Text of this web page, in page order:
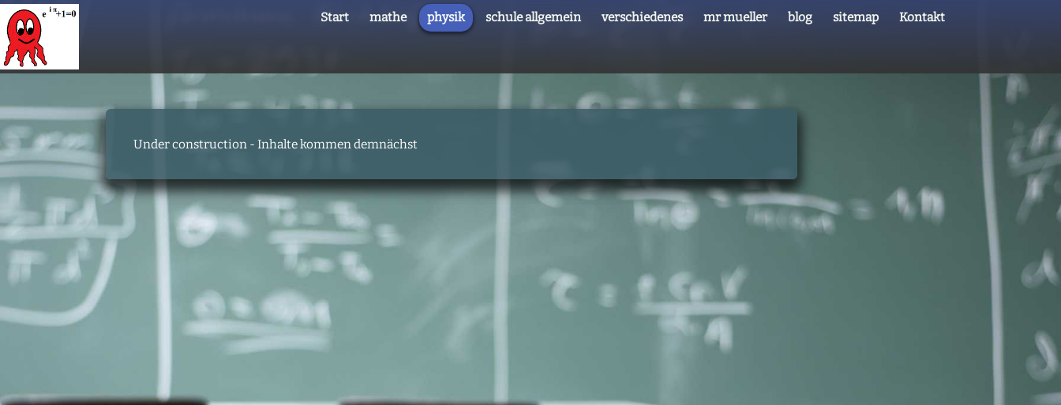
Start mathe physik schule allgemein verschiedenes mr mueller blog sitemap Kontakt
Under construction - Inhalte kommen demnächst